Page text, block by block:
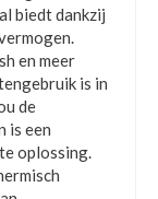
biedt dankzij
en meer
is in
de
is een
oplossing.